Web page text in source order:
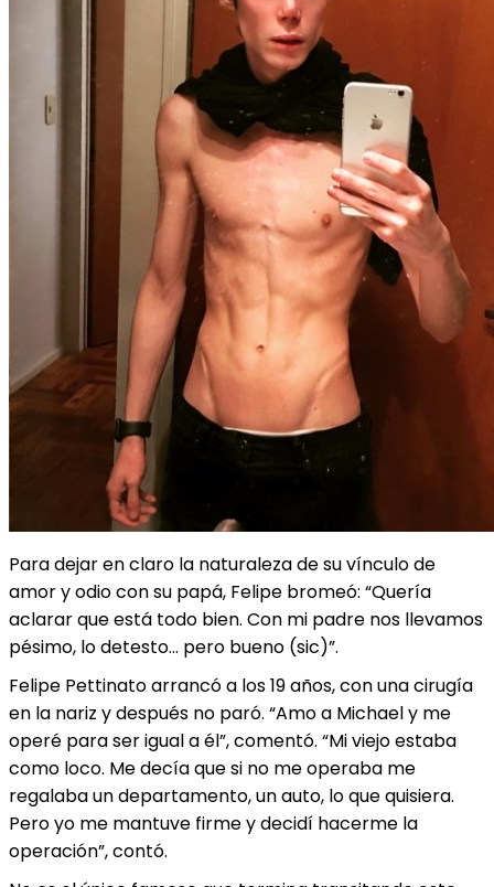
Para dejar en claro la naturaleza de su vínculo de
amor y odio con su papá, Felipe bromeó: “Quería
aclarar que está todo bien. Con mi padre nos llevamos
pésimo, lo detesto… pero bueno (sic)”.
Felipe Pettinato arrancó a los 19 años, con una cirugía
en la nariz y después no paró. “Amo a Michael y me
operé para ser igual a él”, comentó. “Mi viejo estaba
como loco. Me decía que si no me operaba me
regalaba un departamento, un auto, lo que quisiera.
Pero yo me mantuve firme y decidí hacerme la
operación”, contó.